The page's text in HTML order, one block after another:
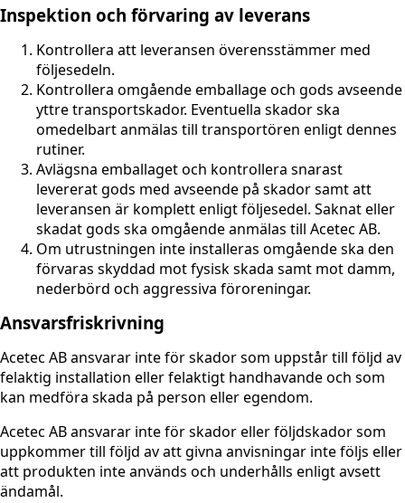
Inspektion och förvaring av leverans
Kontrollera att leveransen överensstämmer med
följesedeln.
Kontrollera omgående emballage och gods avseende
yttre transportskador. Eventuella skador ska
omedelbart anmälas till transportören enligt dennes
rutiner.
Avlägsna emballaget och kontrollera snarast
levererat gods med avseende på skador samt att
leveransen är komplett enligt följesedel. Saknat eller
skadat gods ska omgående anmälas till Acetec AB.
Om utrustningen inte installeras omgående ska den
förvaras skyddad mot fysisk skada samt mot damm,
nederbörd och aggressiva föroreningar.
Ansvarsfriskrivning
Acetec AB ansvarar inte för skador som uppstår till följd av
felaktig installation eller felaktigt handhavande och som
kan medföra skada på person eller egendom.
Acetec AB ansvarar inte för skador eller följdskador som
uppkommer till följd av att givna anvisningar inte följs eller
att produkten inte används och underhålls enligt avsett
ändamål.